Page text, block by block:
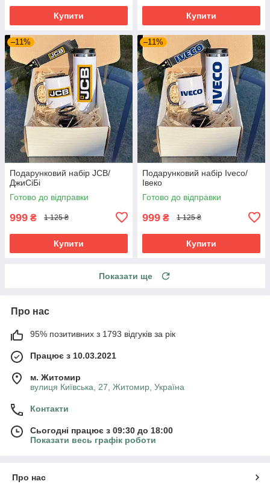
Купити Купити
–11%
Подарунковий набір JCB/
ДжиСіБі
Готово до відправки
999 ₴ 1 125 ₴
Купити
–11%
Подарунковий набір Iveco/
Івеко
Готово до відправки
999 ₴ 1 125 ₴
Купити
Показати ще
Про нас
95% позитивних з 1793 відгуків за рік
Працює з 10.03.2021
м. Житомир
вулиця Київська, 27, Житомир, Україна
Контакти
Сьогодні працює з 09:30 до 18:00
Показати весь графік роботи
Про нас